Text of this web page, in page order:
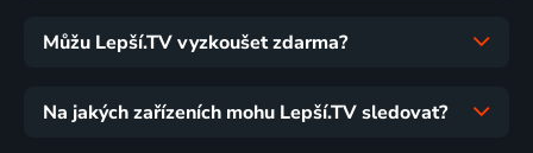
Můžu Lepší.TV vyzkoušet zdarma?
Na jakých zařízeních mohu Lepší.TV sledovat?